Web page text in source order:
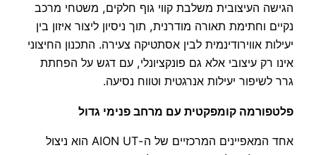
הגישה העיצובית משלבת קווי גוף חלקים, משטחי מרכב
נקיים וחתימת תאורה מודרנית, תוך ניסיון ליצור איזון בין
יעילות אווירודינמית לבין אסתטיקה צעירה. התכנון החיצוני
אינו רק עיצובי אלא גם פונקציונלי, עם דגש על הפחתת
גרר לשיפור יעילות אנרגטית וטווח נסיעה.
פלטפורמה קומפקטית עם מרחב פנימי גדול
אחד המאפיינים המרכזיים של ה-AION UT הוא ניצול